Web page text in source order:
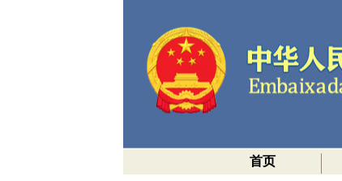
首页